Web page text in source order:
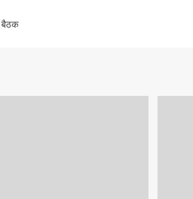
बैठक